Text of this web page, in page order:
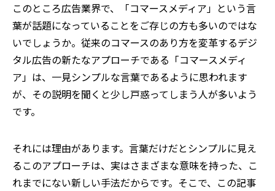
このところ広告業界で、「コマースメディア」という言
葉が話題になっていることをご存じの方も多いのではな
いでしょうか。従来のコマースのあり方を変革するデジ
タル広告の新たなアプローチである「コマースメディ
ア」は、一見シンプルな言葉であるように思われます
が、その説明を聞くと少し戸惑ってしまう人が多いよう
です。
それには理由があります。言葉だけだとシンプルに見え
るこのアプローチは、実はさまざまな意味を持った、こ
れまでにない新しい手法だからです。そこで、この記事